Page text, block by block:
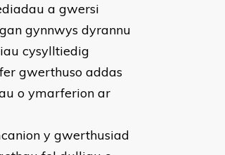
a gwersi
gynnwys dyrannu
cysylltiedig
gwerthuso addas
o ymarferion ar
y gwerthusiad